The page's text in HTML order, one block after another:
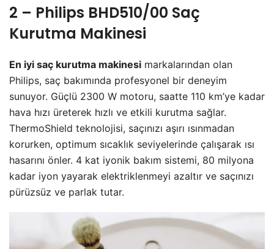
2 – Philips BHD510/00 Saç
Kurutma Makinesi
En iyi saç kurutma makinesi markalarından olan
Philips, saç bakımında profesyonel bir deneyim
sunuyor. Güçlü 2300 W motoru, saatte 110 km’ye kadar
hava hızı üreterek hızlı ve etkili kurutma sağlar.
ThermoShield teknolojisi, saçınızı aşırı ısınmadan
korurken, optimum sıcaklık seviyelerinde çalışarak ısı
hasarını önler. 4 kat iyonik bakım sistemi, 80 milyona
kadar iyon yayarak elektriklenmeyi azaltır ve saçınızı
pürüzsüz ve parlak tutar.